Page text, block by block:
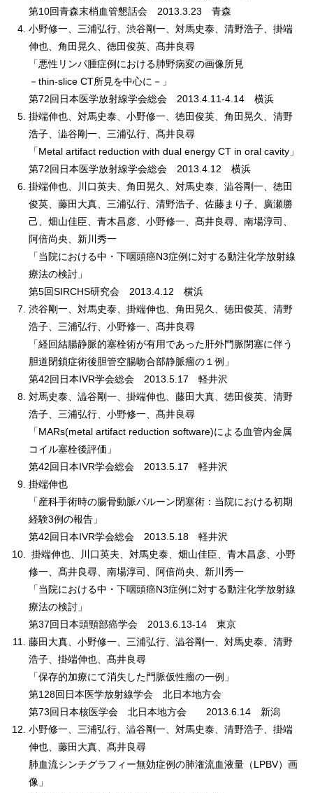
第10回青森末梢血管懇話会 2013.3.23 青森
小野修一、三浦弘行、渋谷剛一、対馬史泰、清野浩子、掛端
伸也、角田晃久、徳田俊英、髙井良尋
「悪性リンパ腫症例における肺野病変の画像所見
－thin-slice CT所見を中心に－」
第72回日本医学放射線学会総会 2013.4.11-4.14 横浜
掛端伸也、対馬史泰、小野修一、徳田俊英、角田晃久、清野
浩子、澁谷剛一、三浦弘行、髙井良尋
「Metal artifact reduction with dual energy CT in oral cavity」
第72回日本医学放射線学会総会 2013.4.12 横浜
掛端伸也、川口英夫、角田晃久、対馬史泰、澁谷剛一、徳田
俊英、藤田大真、三浦弘行、清野浩子、佐藤まり子、廣瀬勝
己、畑山佳臣、青木昌彦、小野修一、髙井良尋、南場淳司、
阿倍尚央、新川秀一
「当院における中・下咽頭癌N3症例に対する動注化学放射線
療法の検討」
第5回SIRCHS研究会 2013.4.12 横浜
渋谷剛一、対馬史泰、掛端伸也、角田晃久、徳田俊英、清野
浩子、三浦弘行、小野修一、髙井良尋
「経回結腸静脈的塞栓術が有用であった肝外門脈閉塞に伴う
胆道閉鎖症術後胆管空腸吻合部静脈瘤の１例」
第42回日本IVR学会総会 2013.5.17 軽井沢
対馬史泰、澁谷剛一、掛端伸也、藤田大真、徳田俊英、清野
浩子、三浦弘行、小野修一、髙井良尋
「MARs(metal artifact reduction software)による血管内金属
コイル塞栓後評価」
第42回日本IVR学会総会 2013.5.17 軽井沢
掛端伸也
「産科手術時の腸骨動脈バルーン閉塞術：当院における初期
経験3例の報告」
第42回日本IVR学会総会 2013.5.18 軽井沢
掛端伸也、川口英夫、対馬史泰、畑山佳臣、青木昌彦、小野
修一、髙井良尋、南場淳司、阿倍尚央、新川秀一
「当院における中・下咽頭癌N3症例に対する動注化学放射線
療法の検討」
第37回日本頭頸部癌学会 2013.6.13-14 東京
藤田大真、小野修一、三浦弘行、澁谷剛一、対馬史泰、清野
浩子、掛端伸也、髙井良尋
「保存的加療にて消失した門脈仮性瘤の一例」
第128回日本医学放射線学会 北日本地方会
第73回日本核医学会 北日本地方会 2013.6.14 新潟
小野修一、三浦弘行、澁谷剛一、対馬史泰、清野浩子、掛端
伸也、藤田大真、髙井良尋
肺血流シンチグラフィー無効症例の肺潅流血液量（LPBV）画
像」